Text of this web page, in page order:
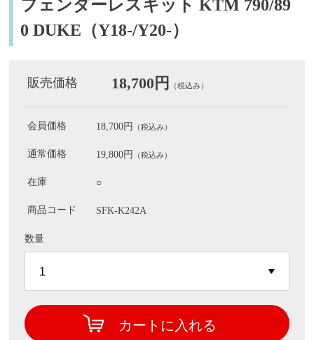
フェンダーレスキット KTM 790/89
0 DUKE（Y18-/Y20-）
販売価格 18,700円 （税込み）
会員価格 18,700円 （税込み）
通常価格 19,800円 （税込み）
在庫 ○
商品コード SFK-K242A
数量
カートに入れる